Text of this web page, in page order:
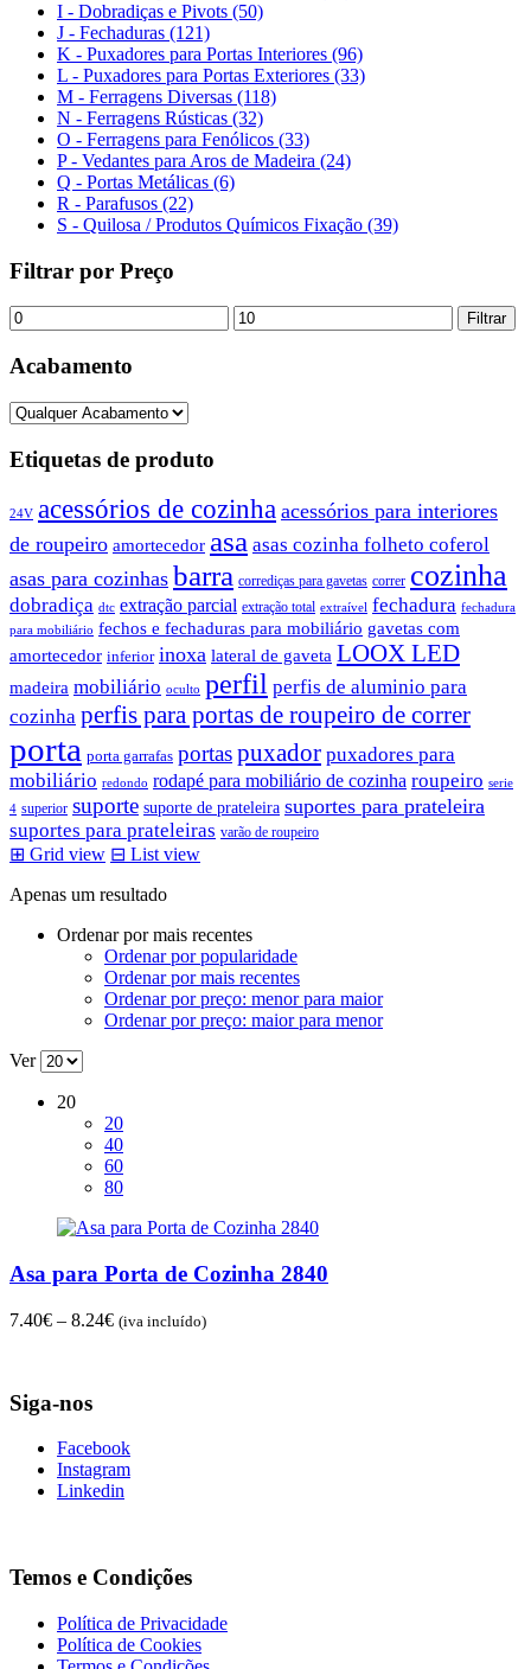
I - Dobradiças e Pivots (50)
J - Fechaduras (121)
K - Puxadores para Portas Interiores (96)
L - Puxadores para Portas Exteriores (33)
M - Ferragens Diversas (118)
N - Ferragens Rústicas (32)
O - Ferragens para Fenólicos (33)
P - Vedantes para Aros de Madeira (24)
Q - Portas Metálicas (6)
R - Parafusos (22)
S - Quilosa / Produtos Químicos Fixação (39)
Filtrar por Preço
Preço
mínimo
Preço
máximo
Filtrar
Acabamento
Etiquetas de produto
24V acessórios de cozinha acessórios para interiores
de roupeiro amortecedor asa asas cozinha folheto coferol
asas para cozinhas barra corrediças para gavetas correr cozinha
dobradiça dtc extração parcial extração total extraível fechadura fechadura
para mobiliário fechos e fechaduras para mobiliário gavetas com
amortecedor inferior inoxa lateral de gaveta LOOX LED
madeira mobiliário oculto perfil perfis de aluminio para
cozinha perfis para portas de roupeiro de correr
porta porta garrafas portaspuxador puxadores para
mobiliário redondo rodapé para mobiliário de cozinha roupeiro serie
4 superior suporte suporte de prateleira suportes para prateleira
suportes para prateleiras varão de roupeiro
⊞ Grid view ⊟ List view
Apenas um resultado
Ordenar por mais recentes
Ordenar por popularidade
Ordenar por mais recentes
Ordenar por preço: menor para maior
Ordenar por preço: maior para menor
Ver
20
20
40
60
80
Asa para Porta de Cozinha 2840
7.40€ – 8.24€Price
(iva incluído)
Siga-nos
Facebook
Instagram
Linkedin
Temos e Condições
Política de Privacidade
Política de Cookies